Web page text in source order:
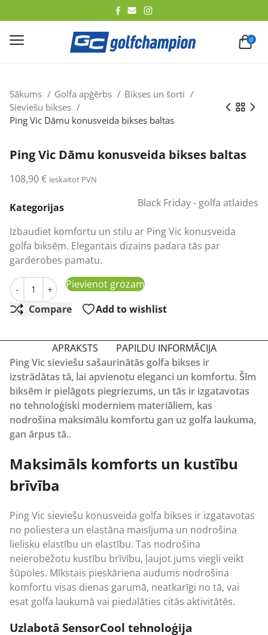
0
Sākums Golfa apģērbs
Bikses un šorti
Sieviešu bikses
Ping Vic Dāmu konusveida bikses baltas
Ping Vic Dāmu konusveida bikses baltas
108,90€ ieskaitot PVN
Kategorijas Black Friday - golfa atlaides
Izbaudiet komfortu un stilu ar Ping Vic konusveida
golfa biksēm. Elegantais dizains padara tās par
garderobes pamatu.
-
Ping Vic Dāmu konusveida bikses baltas daudzums
+
Pievienot grozam
Compare
Add to wishlist
APRAKSTS
PAPILDU INFORMĀCIJA
Ping Vic sieviešu sašaurinātās golfa bikses ir
izstrādātas tā, lai apvienotu eleganci un komfortu. Šīm
biksēm ir pielāgots piegriezums, un tās ir izgatavotas
no tehnoloģiski moderniem materiāliem, kas
nodrošina maksimālu komfortu gan uz golfa laukuma,
gan ārpus tā..
Maksimāls komforts un kustību
brīvība
Ping Vic sieviešu konusveida golfa bikses ir izgatavotas
no poliestera un elastāna maisījuma un nodrošina
lielisku elastību un elastību. Tas nodrošina
neierobežotu kustību brīvību, ļaujot jums viegli veikt
šūpoles. Mīkstais pieskāriena audums nodrošina
komfortu visas dienas garumā, neatkarīgi no tā, vai
esat golfa laukumā vai piedalāties citās aktivitātēs.
Uzlabotā SensorCool tehnoloģija